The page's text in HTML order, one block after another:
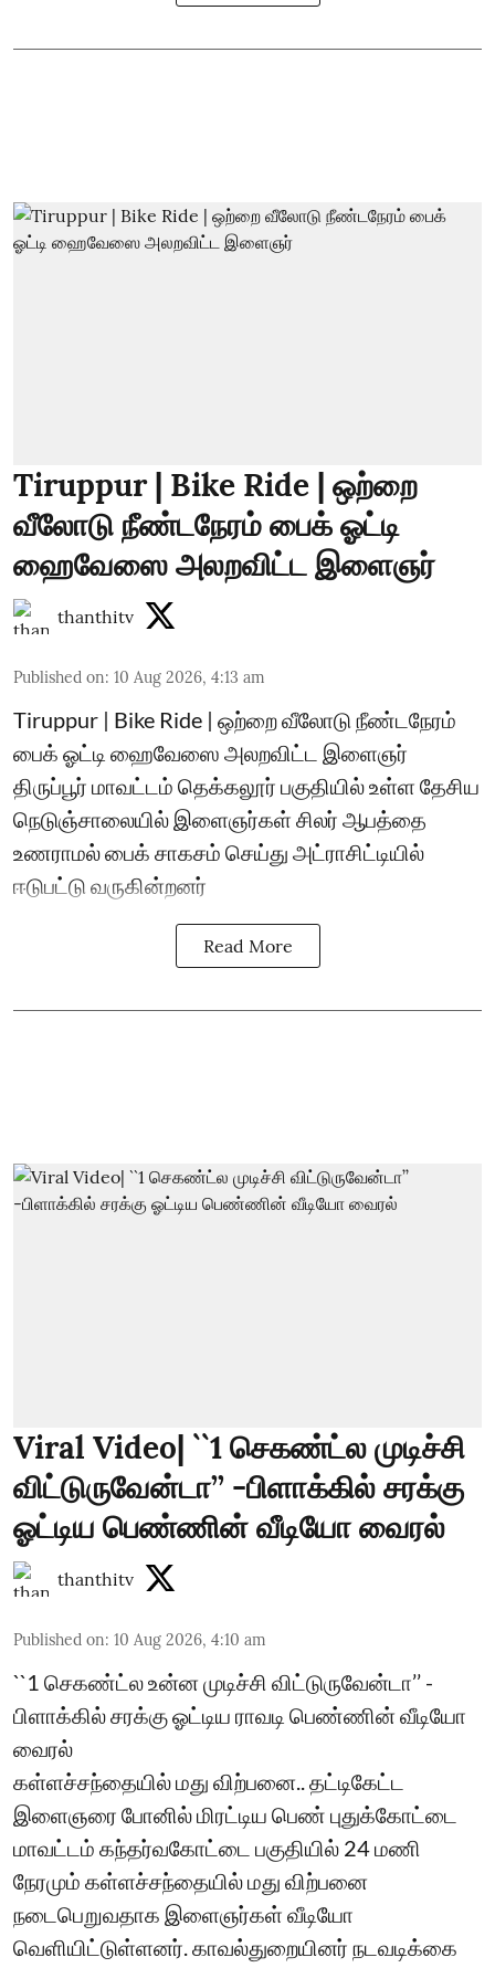
Tiruppur | Bike Ride | ஒற்றை
வீலோடு நீண்டநேரம் பைக் ஓட்டி
ஹைவேஸை அலறவிட்ட இளைஞர்
thanthitv
Published on: 10 Aug 2026, 4:13 am
Tiruppur | Bike Ride | ஒற்றை வீலோடு நீண்டநேரம்
பைக் ஓட்டி ஹைவேஸை அலறவிட்ட இளைஞர்
திருப்பூர் மாவட்டம் தெக்கலூர் பகுதியில் உள்ள தேசிய
நெடுஞ்சாலையில் இளைஞர்கள் சிலர் ஆபத்தை
உணராமல் பைக் சாகசம் செய்து அட்ராசிட்டியில்
ஈடுபட்டு வருகின்றனர்
Read More
Viral Video| ``1 செகண்ட்ல முடிச்சி
விட்டுருவேன்டா’’ -பிளாக்கில் சரக்கு
ஓட்டிய பெண்ணின் வீடியோ வைரல்
thanthitv
Published on: 10 Aug 2026, 4:10 am
``1 செகண்ட்ல உன்ன முடிச்சி விட்டுருவேன்டா’’ -
பிளாக்கில் சரக்கு ஓட்டிய ராவடி பெண்ணின் வீடியோ
வைரல்
கள்ளச்சந்தையில் மது விற்பனை.. தட்டிகேட்ட
இளைஞரை போனில் மிரட்டிய பெண் புதுக்கோட்டை
மாவட்டம் கந்தர்வகோட்டை பகுதியில் 24 மணி
நேரமும் கள்ளச்சந்தையில் மது விற்பனை
நடைபெறுவதாக இளைஞர்கள் வீடியோ
வெளியிட்டுள்ளனர். காவல்துறையினர் நடவடிக்கை